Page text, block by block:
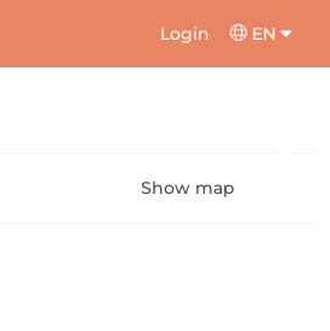
Login EN
Show map